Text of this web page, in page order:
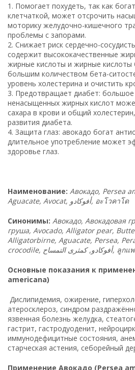
1. Помогает похудеть, так как
клетчаткой, может отсрочить
моторику желудочно-кишечного
проблемы с запорами.
2. Снижает риск сердечно-
содержит высококачественные
жирные кислоты и жирные кислоты
большим количеством бета-
уровень холестерина и очистить
3. Предотвращает диабет: большое
ненасыщенных жирных кислот
сахара в крови и общий
развития диабета.
4. Защита глаз: авокадо богат
длительное употребление может
здоровье глаз.
Наименование: Авокадо, Persea
Aguacate, Avocat, أفوكادو, อะโวคาโด
Синонимы: Авокадо, Авокадовая
груша, Avocado, Alligator pear,
Alligatorbirne, Aguacate, Persea,
crocodile, أفوكادو, كمثرى التمساح, ลูกแ
Основные показания к
americana)
Дислипидемия, ожирение,
атеросклероз, синдром
язвенная болезнь желудка,
гастрит, гастродуоденит,
иммунодефицитные состояния,
старческая астения, себорейный
Применение Авокадо (Persea